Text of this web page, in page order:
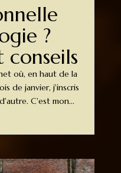
?
conseils
où, en haut de la
de janvier, j'inscris
C'est mon...